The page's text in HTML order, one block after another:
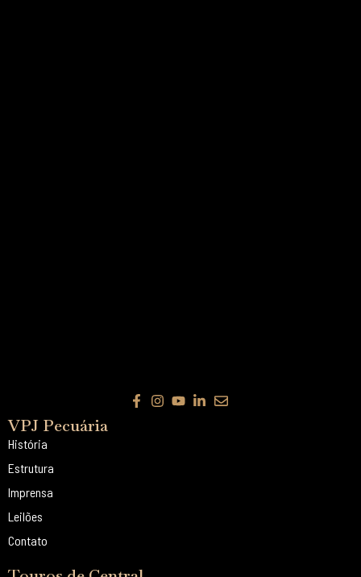
VPJ Pecuária
História
Estrutura
Imprensa
Leilões
Contato